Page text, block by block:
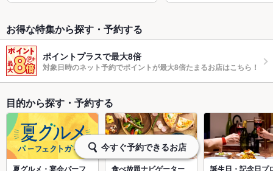
お得な特集から探す・予約する
ポイントプラスで最大8倍
対象日時のネット予約でポイントが最大8倍たまるお店はこちら！
目的から探す・予約する
夏グルメ・宴会パーフ 食べ放題ナビゲーター 誕生日・記念日プ
今すぐ予約できるお店